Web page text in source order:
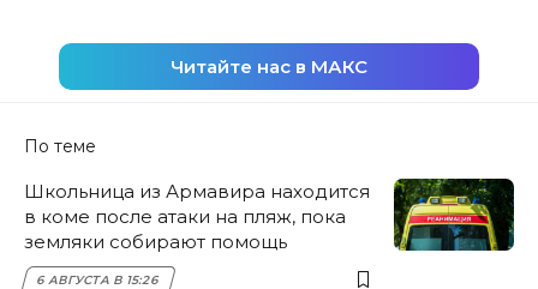
Читайте нас в МАКС
По теме
Школьница из Армавира находится
в коме после атаки на пляж, пока
земляки собирают помощь
6 АВГУСТА В 15:26